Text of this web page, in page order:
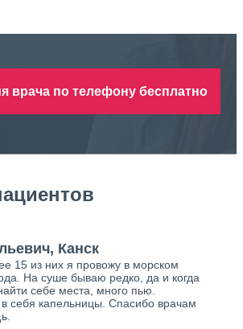
врача по телефону бесплатно
Канск
15 из них я провожу в морском
На суше бываю редко, да и когда
себе места, много пью.
себя капельницы. Спасибо врачам